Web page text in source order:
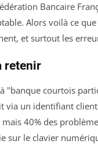
Bancaire
Alors voilà ce
et surtout les
retenir
"banque courtois
via un identifiant
mais 40% des
sur le clavier